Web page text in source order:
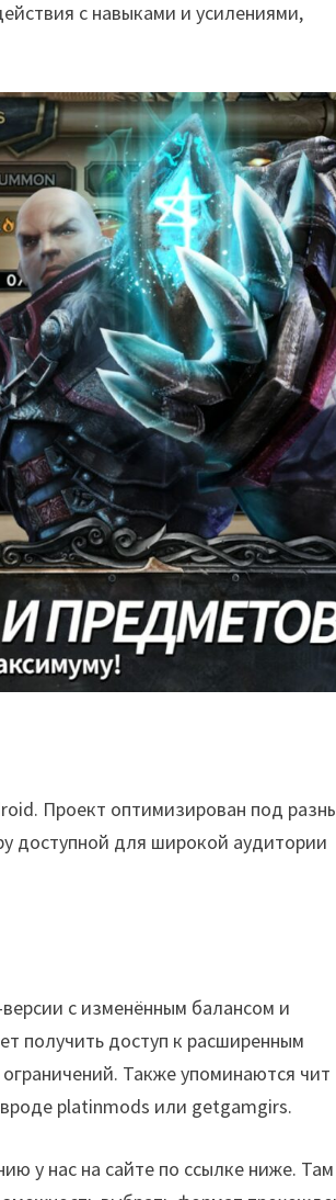
с навыками и усилениями,
Проект оптимизирован под
доступной для широкой аудитории
с изменённым балансом и
получить доступ к расширенным
Также упоминаются
platinmods или getgamgirs.
у нас на сайте по ссылке ниже.